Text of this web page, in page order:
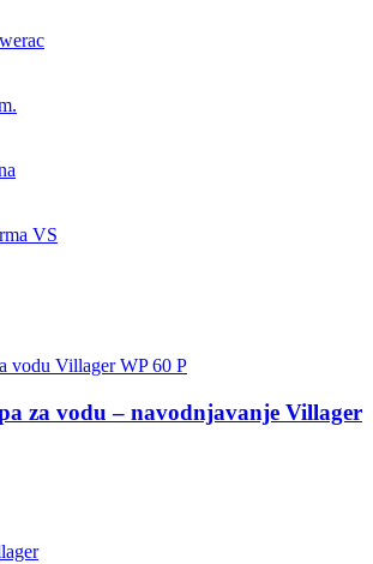
VS
za vodu – navodnjavanje Villager